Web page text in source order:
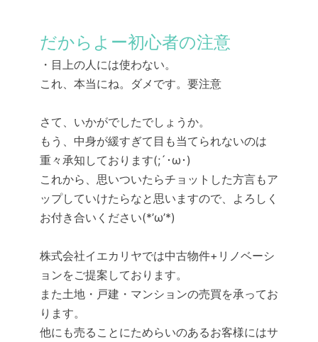
だからよー初心者の注意
・目上の人には使わない。
これ、本当にね。ダメです。要注意
さて、いかがでしたでしょうか。
もう、中身が緩すぎて目も当てられないのは
重々承知しております(;´･ω･)
これから、思いついたらチョットした方言もア
ップしていけたらなと思いますので、よろしく
お付き合いください(*’ω’*)
株式会社イエカリヤでは中古物件+リノベーシ
ョンをご提案しております。
また土地・戸建・マンションの売買を承ってお
ります。
他にも売ることにためらいのあるお客様にはサ